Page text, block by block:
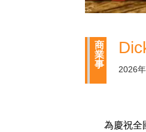
商
業
事
2026
為慶祝全